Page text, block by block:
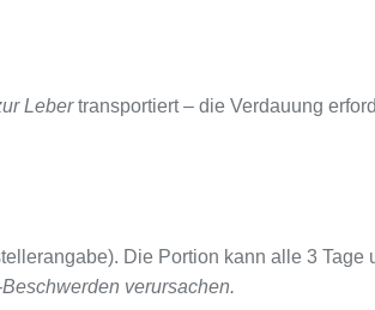
Lebertransportiert – die Verdauung
Die Portion kann alle 3
verursachen.